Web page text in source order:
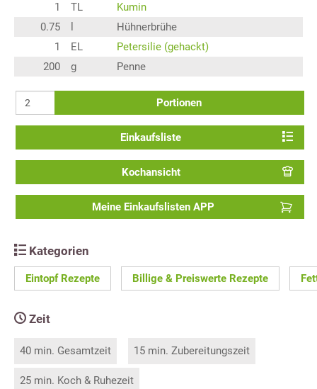
1
TL
Kumin
0.75
Hühnerbrühe
1
EL
Petersilie (gehackt)
200
g Penne
Portionen
Einkaufsliste
Kochansicht
Meine Einkaufslisten APP
Kategorien
Eintopf Rezepte Billige & Preiswerte Rezepte
Zeit
40 min. Gesamtzeit 15 min. Zubereitungszeit
25 min. Koch & Ruhezeit